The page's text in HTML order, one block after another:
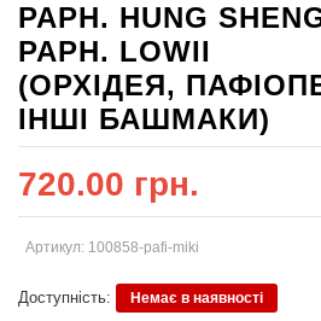
PAPH. HUNG
PAPH. LOWII
(ОРХІДЕЯ,
ІНШІ БАШМАКИ)
720.00 грн.
Артикул: 100858-pafi-miki
Доступність: Немає в наявності